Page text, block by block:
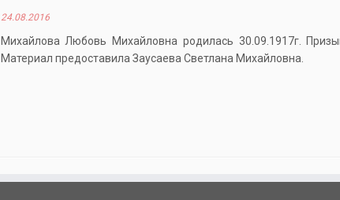
24.08.2016
Михайлова Любовь Михайловна родилась 30.09.1917г.
Материал предоставила Заусаева Светлана Михайловна.